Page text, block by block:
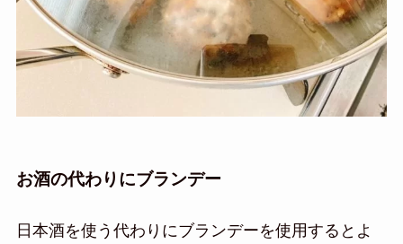
お酒の代わりにブランデー
日本酒を使う代わりにブランデーを使用するとよ